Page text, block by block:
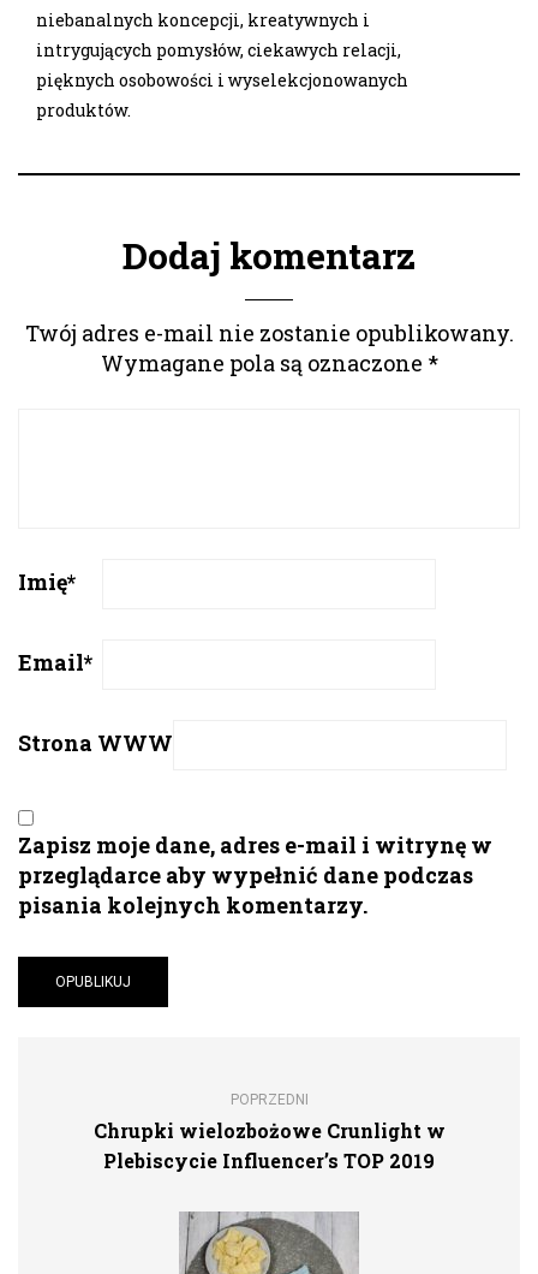
niebanalnych koncepcji, kreatywnych i
intrygujących pomysłów, ciekawych relacji,
pięknych osobowości i wyselekcjonowanych
produktów.
Dodaj komentarz
Twój adres e-mail nie zostanie opublikowany.
Wymagane pola są oznaczone *
Imię*
Email*
Strona WWW
Zapisz moje dane, adres e-mail i witrynę w
przeglądarce aby wypełnić dane podczas
pisania kolejnych komentarzy.
POPRZEDNI
Chrupki wielozbożowe Crunlight w
Plebiscycie Influencer’s TOP 2019